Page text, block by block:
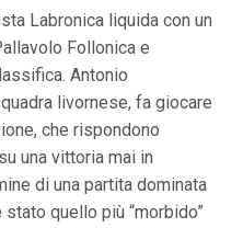
Labronica liquida con un
Follonica e
Antonio
livornese, fa giocare
che rispondono
una vittoria mai in
di una partita dominata
quello più “morbido”